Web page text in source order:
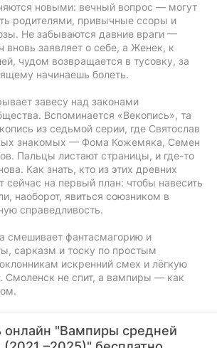
новыми: вечный вопрос — могут
родителями, привычные ссоры и
Не забываются давние враги —
вновь заявляет о себе, а Женек, к
чудом возвращается в тусовку, за
начинаешь болеть.
завесу над законами
Вспоминается «Векопись», та
из седьмой серии, где Святослав
знакомых — Фома Кожемяка, Семен
Пальцы листают страницы, и где-то
Как знать, кто из этих древних
сейчас на первый план: чтобы навесить
наоборот, явиться союзником в
справедливость.
смешивает фантасмагорию и
сарказм и тоску по простым
искренний смех и лёгкую
Смоленск не спит, а вампиры — как
онлайн "Вампиры средней